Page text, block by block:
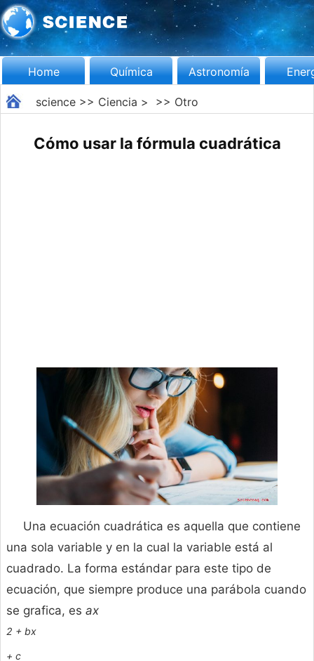
Home Química Astronomía
science>> Ciencia > >> Otro
Cómo usar la fórmula cuadrática
Una ecuación cuadrática es aquella que contiene
una sola variable y en la cual la variable está al
cuadrado. La forma estándar para este tipo de
ecuación, que siempre produce una parábola cuando
se grafica, es ax
2 + bx
+ c